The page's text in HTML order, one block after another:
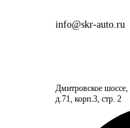
info@skr-auto.ru
Дмитровское шоссе,
д.71, корп.3, стр. 2